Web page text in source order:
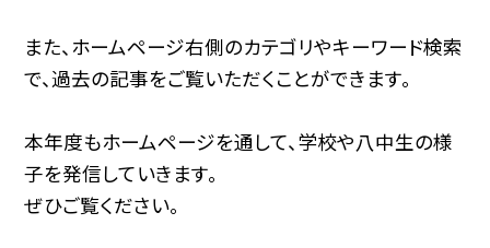
また、ホームページ右側のカテゴリやキーワード検索
で、過去の記事をご覧いただくことができます。
本年度もホームページを通して、学校や八中生の様
子を発信していきます。
ぜひご覧ください。